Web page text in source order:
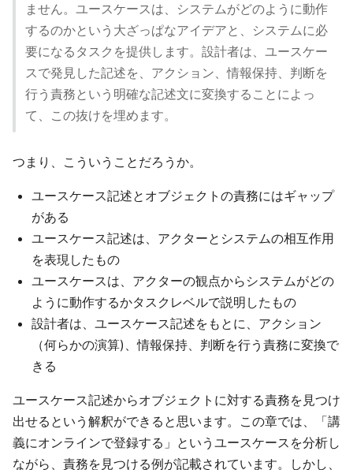
ません。ユースケースは、システムがどのように動作
するのかという大ざっぱなアイデアと、システムに必
要になるタスクを提供します。設計者は、ユースケー
スで発見した記述を、アクション、情報保持、判断を
行う責務という明確な記述文に変換することによっ
て、この抜けを埋めます。
つまり、こういうことだろうか。
ユースケース記述とオブジェクトの責務にはギャップ
がある
ユースケース記述は、アクターとシステムの相互作用
を表現したもの
ユースケースは、アクターの観点からシステムがどの
ように動作するかタスクレベルで説明したもの
設計者は、ユースケース記述をもとに、アクション
（何らかの演算)、情報保持、判断を行う責務に変換で
きる
ユースケース記述からオブジェクトに対する責務を見つけ
出せるという解釈ができると思います。この章では、「講
義にオンラインで登録する」というユースケースを分析し
ながら、責務を見つける例が記載されています。しかし、